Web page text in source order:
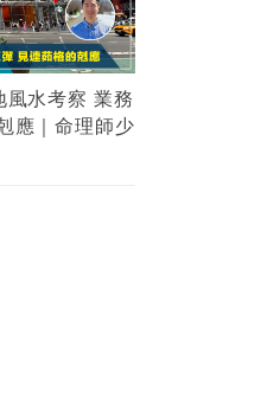
風水考察 業務
應｜命理師少